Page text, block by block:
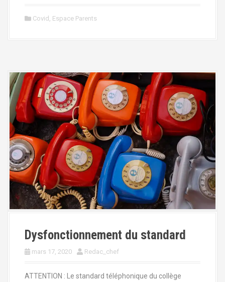
Covid , Espace Parents
Dysfonctionnement du standard
mars 17, 2020 Redac_chef
ATTENTION : Le standard téléphonique du collège